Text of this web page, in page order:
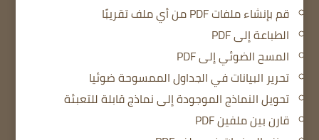
قم بإنشاء ملفات PDF من أي ملف تقريبًا
الطباعة إلى PDF
المسح الضوئي إلى PDF
تحرير البيانات في الجداول الممسوحة ضوئيا
تحويل النماذج الموجودة إلى نماذج قابلة للتعبئة
قارن بين ملفين PDF